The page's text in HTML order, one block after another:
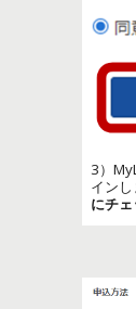
3）
イン
にチェ